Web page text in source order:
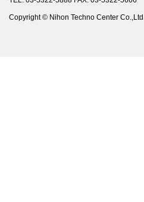
Copyright © Nihon Techno Center